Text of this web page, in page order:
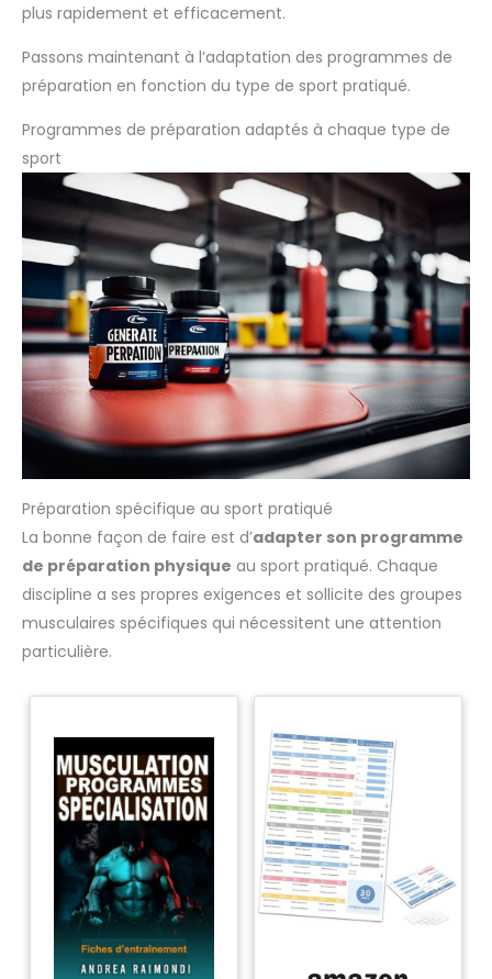
plus rapidement et efficacement.
Passons maintenant à l’adaptation des programmes de
préparation en fonction du type de sport pratiqué.
Programmes de préparation adaptés à chaque type de
sport
Préparation spécifique au sport pratiqué
La bonne façon de faire est d’adapter son programme
de préparation physique au sport pratiqué. Chaque
discipline a ses propres exigences et sollicite des groupes
musculaires spécifiques qui nécessitent une attention
particulière.